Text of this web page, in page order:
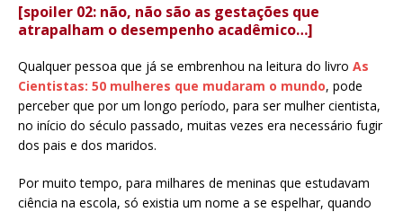
[spoiler 02: não, não são as gestações que
atrapalham o desempenho acadêmico…]
Qualquer pessoa que já se embrenhou na leitura do livro As
Cientistas: 50 mulheres que mudaram o mundo, pode
perceber que por um longo período, para ser mulher cientista,
no início do século passado, muitas vezes era necessário fugir
dos pais e dos maridos.
Por muito tempo, para milhares de meninas que estudavam
ciência na escola, só existia um nome a se espelhar, quando